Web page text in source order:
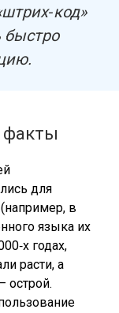
быстро
факты
для
в
языка их
годах,
расти, а
острой.